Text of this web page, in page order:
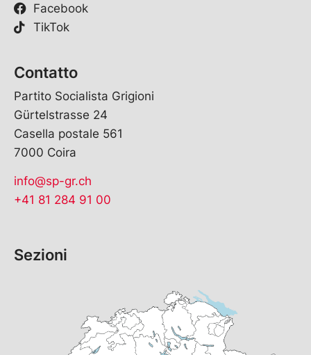
Facebook
TikTok
Contatto
Partito Socialista Grigioni
Gürtelstrasse 24
Casella postale 561
7000 Coira
info@sp-gr.ch
+41 81 284 91 00
Sezioni